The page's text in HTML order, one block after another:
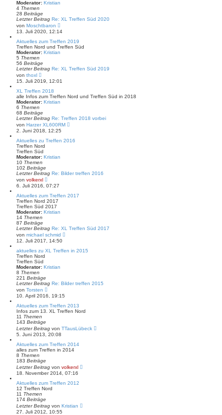
t
B
e
i
r
a
g
Moderator: Kristian
4 Themen
28 Beiträge
Letzter Beitrag Re: XL Treffen Süd 2020
von Moschtbaron
e
u
e
s
B
i
t
a
13. Juli 2020, 12:14
Aktuelles zum Treffen 2019
Treffen Nord und Treffen Süd
Moderator: Kristian
5 Themen
56 Beiträge
Letzter Beitrag Re: XL Treffen Süd 2019
von thoxl
e
u
e
s
t
r
B
e
t
r
a
g
15. Juli 2019, 12:01
XL Treffen 2018
alle Infos zum Treffen Nord und Treffen Süd in 2018
Moderator: Kristian
6 Themen
68 Beiträge
Letzter Beitrag Re: Treffen 2018 vorbei
von Harzer XL600RM
e
e
a
2. Juni 2018, 12:25
Aktuelles zu Treffen 2016
Treffen Nord
Treffen Süd
Moderator: Kristian
10 Themen
102 Beiträge
Letzter Beitrag Re: Bilder treffen 2016
von volkerxl
e
u
e
s
t
e
e
i
t
a
6. Juli 2016, 07:27
Aktuelles zum Treffen 2017
Treffen Nord 2017
Treffen Süd 2017
Moderator: Kristian
14 Themen
87 Beiträge
Letzter Beitrag Re: XL Treffen Süd 2017
von michael schmid
e
e
a
g
12. Juli 2017, 14:50
aktuelles zu XL Treffen in 2015
Treffen Nord
Treffen Süd
Moderator: Kristian
8 Themen
221 Beiträge
Letzter Beitrag Re: Bilder treffen 2015
von Torsten
e
u
e
s
B
e
i
t
10. April 2016, 19:15
Aktuelles zum Treffen 2013
Infos zum 13. XL Treffen Nord
11 Themen
143 Beiträge
Letzter Beitrag von TTausLübeck
5. Juni 2013, 20:08
Aktuelles zum Treffen 2014
alles zum Treffen in 2014
8 Themen
183 Beiträge
Letzter Beitrag von volkerxl
18. November 2014, 07:16
Aktuelles zum Treffen 2012
12 Treffen Nord
11 Themen
174 Beiträge
Letzter Beitrag von Kristian
27. Juli 2012, 10:55